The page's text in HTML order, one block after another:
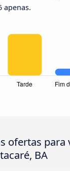
apenas.
ofertas para
BA